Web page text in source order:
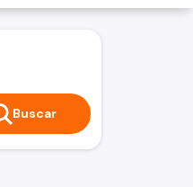
Buscar